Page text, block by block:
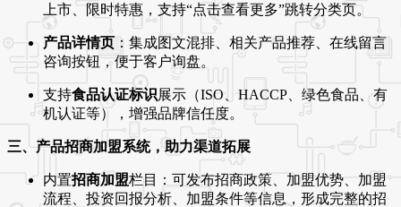
上市、限时特惠，支持“点击查看更多”跳转分类页。
产品详情页：集成图文混排、相关产品推荐、在线留言
咨询按钮，便于客户询盘。
支持食品认证标识展示（ISO、HACCP、绿色食品、有
机认证等），增强品牌信任度。
三、产品招商加盟系统，助力渠道拓展
内置招商加盟栏目：可发布招商政策、加盟优势、加盟
流程、投资回报分析、加盟条件等信息，形成完整的招